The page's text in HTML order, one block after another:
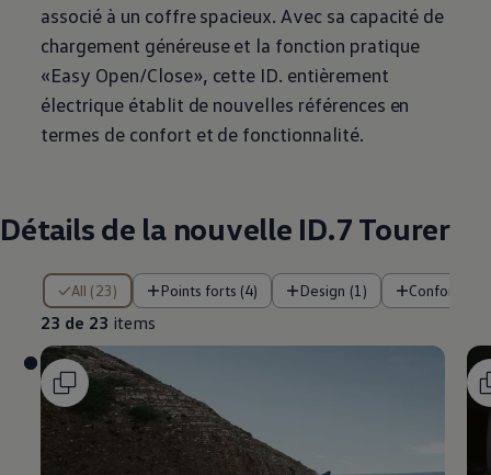
associé à un coffre spacieux. Avec sa capacité de
chargement généreuse et la fonction pratique
«Easy Open/Close», cette ID. entièrement
électrique établit de nouvelles références en
termes de confort et de fonctionnalité.
Détails de la nouvelle ID.7 Tourer
All (23) Points forts (4) Design (1) Confort (2)
23 de 23 items
23 de 23 items